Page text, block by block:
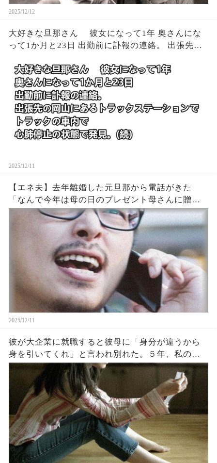
2025/12/12
大好きな旦那さん 彼女になって1年 奥さんにな
って1か月と23日 出勤前に訃報の連絡。 出張先の
内で 心肺停止の状態で発見。(続)
2025/12/11
【エネ夫】去年離婚した元旦那から電話がきた
「なんで今年は母の日のプレゼント母さんに贈ら
なかったの？」
2025/12/11
彼が大企業に就職すると彼母に「身分が違うから
身を引いてくれ」と言われ別れた。５年、私の会
社がテレビで紹介されると元彼母からまた連絡が
来た！